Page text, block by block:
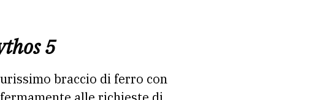
5
braccio di ferro con